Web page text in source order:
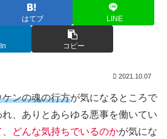
はてブ LINE
コピー
2021.10.07
ンの魂の行方が気になるところで
、ありとあらゆる悪事を働いてい
どんな気持ちでいるのかが気にな